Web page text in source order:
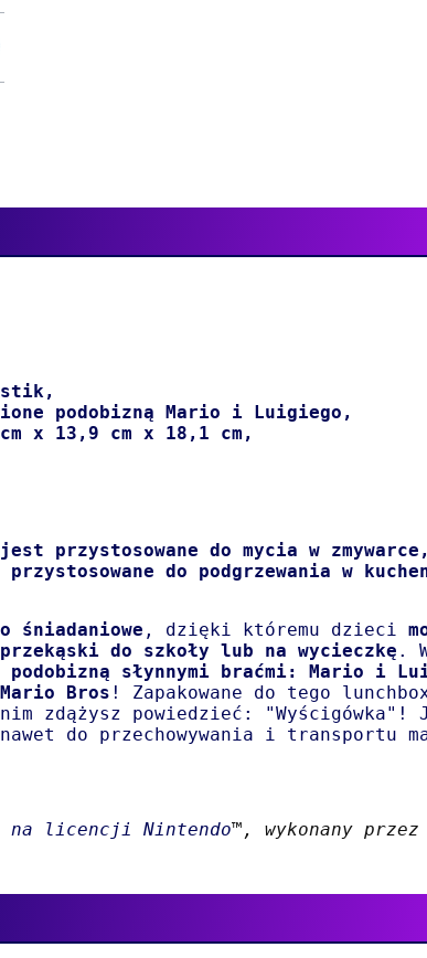
podobizną Mario i Luigiego,
x 13,9 cm x 18,1 cm,
przystosowane do mycia w
do podgrzewania w
śniadaniowe , dzięki któremu dzieci
do szkoły lub na wycieczkę .
podobizną słynnymi braćmi: Mario i
Bros ! Zapakowane do tego
zdążysz powiedzieć: "Wyścigówka"!
do przechowywania i transportu
na licencji Nintendo™, wykonany przez